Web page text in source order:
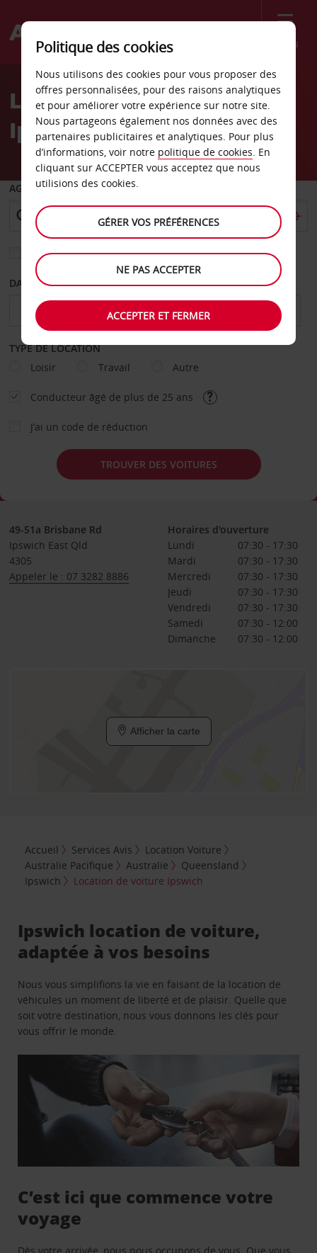
Menu
Welcome
AvisLocation de voiture
Ipswich
AGENCE DE DÉPART
Sélectionnez une autre agence de retour
DATE DE DÉPART DATE DE RETOUR
TYPE DE LOCATION
Loisir
Travail Autre
Conducteur âgé de plus de 25 ans
J’ai un code de réduction
TROUVER DES VOITURES
49-51a Brisbane Rd
Ipswich East Qld
4305
Appeler le : 07 3282 8886
Horaires d'ouverture
Lundi
07:30 - 17:30
Mardi
07:30 - 17:30
Mercredi
07:30 - 17:30
Jeudi
07:30 - 17:30
Vendredi
07:30 - 17:30
Samedi
07:30 - 12:00
Dimanche
07:30 - 12:00
Afficher la carte
Accueil Services Avis
Location Voiture
Australie Pacifique
Australie
Queensland
Ipswich
Location de voiture Ipswich
Ipswich location de voiture,
adaptée à vos besoins
Nous vous simplifions la vie en faisant de la location de
véhicules un moment de liberté et de plaisir. Quelle que
soit votre destination, nous vous donnons les clés pour
vous offrir le monde.
C’est ici que commence votre
voyage
Politique des cookies
Nous utilisons des cookies pour vous proposer des
offres personnalisées, pour des raisons analytiques
et pour améliorer votre expérience sur notre site.
Nous partageons également nos données avec des
partenaires publicitaires et analytiques. Pour plus
d’informations, voir notre politique de cookies. En
cliquant sur ACCEPTER vous acceptez que nous
utilisions des cookies.
GÉRER VOS PRÉFÉRENCES
NE PAS ACCEPTER
ACCEPTER ET FERMER